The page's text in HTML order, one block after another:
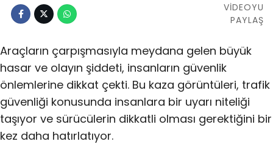
VİDEOYU
PAYLAŞ
Araçların çarpışmasıyla meydana gelen büyük
hasar ve olayın şiddeti, insanların güvenlik
önlemlerine dikkat çekti. Bu kaza görüntüleri, trafik
güvenliği konusunda insanlara bir uyarı niteliği
taşıyor ve sürücülerin dikkatli olması gerektiğini bir
kez daha hatırlatıyor.